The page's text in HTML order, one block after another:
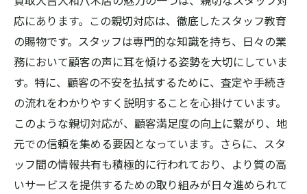
応にあります。この親切対応は、徹底したスタッフ教育
の賜物です。スタッフは専門的な知識を持ち、日々の業
務において顧客の声に耳を傾ける姿勢を大切にしていま
す。特に、顧客の不安を払拭するために、査定や手続き
の流れをわかりやすく説明することを心掛けています。
このような親切対応が、顧客満足度の向上に繋がり、地
元での信頼を集める要因となっています。さらに、スタ
ッフ間の情報共有も積極的に行われており、より質の高
いサービスを提供するための取り組みが日々進められて